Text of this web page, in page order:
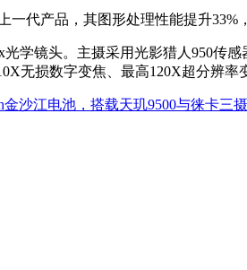
代产品，其图形处理性能提升33%
学镜头。主摄采用光影猎人950传
无损数字变焦、最高120X超分辨率
金沙江电池，搭载天玑9500与徕卡三摄